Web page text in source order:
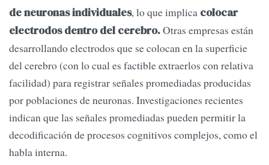
de neuronas individuales, lo que implica colocar
electrodos dentro del cerebro.Otras empresas están
desarrollando electrodos que se colocan en la superficie
del cerebro (con lo cual es factible extraerlos con relativa
facilidad) para registrar señales promediadas producidas
por poblaciones de neuronas. Investigaciones recientes
indican que las señales promediadas pueden permitir la
decodificación de procesos cognitivos complejos, como el
habla interna.